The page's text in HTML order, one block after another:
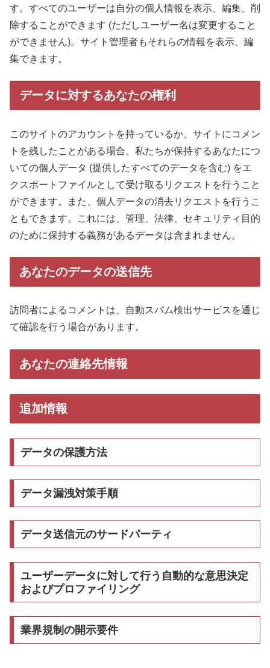
す。すべてのユーザーは自分の個人情報を表示、編集、削
除することができます (ただしユーザー名は変更すること
ができません)。サイト管理者もそれらの情報を表示、編
集できます。
データに対するあなたの権利
このサイトのアカウントを持っているか、サイトにコメン
トを残したことがある場合、私たちが保持するあなたにつ
いての個人データ (提供したすべてのデータを含む) をエ
クスポートファイルとして受け取るリクエストを行うこと
ができます。また、個人データの消去リクエストを行うこ
ともできます。これには、管理、法律、セキュリティ目的
のために保持する義務があるデータは含まれません。
あなたのデータの送信先
訪問者によるコメントは、自動スパム検出サービスを通じ
て確認を行う場合があります。
あなたの連絡先情報
追加情報
データの保護方法
データ漏洩対策手順
データ送信元のサードパーティ
ユーザーデータに対して行う自動的な意思決定
およびプロファイリング
業界規制の開示要件